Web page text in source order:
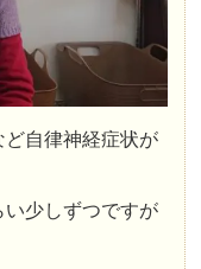
自律神経症状が
少しずつですが